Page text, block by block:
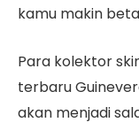
kamu makin
Para kolektor
terbaru
akan menjadi